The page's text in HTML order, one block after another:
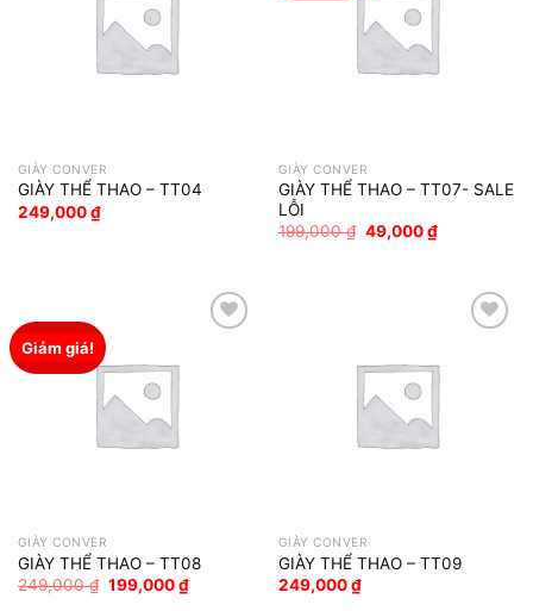
GIÀY CONVER
GIÀY THỂ THAO – TT04
249,000₫
GIÀY CONVER
GIÀY THỂ THAO – TT07- SALE
LỖI
199,000₫ Giá
gốc
49,000₫Giá
hiện
49,000 ₫.
Giảm giá!
Add to wishlist
GIÀY CONVER
GIÀY THỂ THAO – TT08
249,000₫ Giá
199,000₫Giá
hiện
Add to wishlist
GIÀY CONVER
GIÀY THỂ THAO – TT09
249,000₫